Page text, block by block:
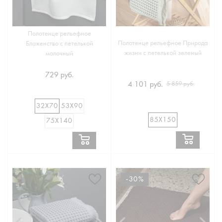
Полотенце рельефное
Блаженство с петелькой
молочный
729 руб.
32Х70 53Х90
75Х140
Полотенце рельефное Природа
жизни с петелькой зеленый
4 101 руб. 5 859 руб.
85Х150
-30%